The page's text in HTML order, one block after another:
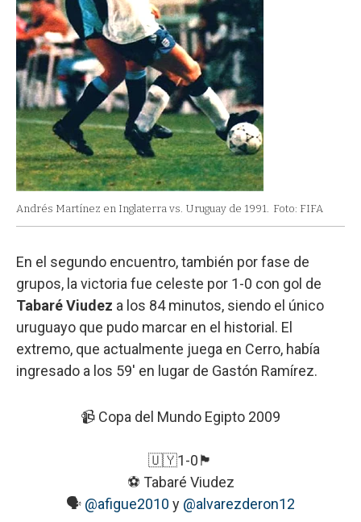
Andrés Martínez en Inglaterra vs. Uruguay de 1991. Foto: FIFA
En el segundo encuentro, también por fase de
grupos, la victoria fue celeste por 1-0 con gol de
Tabaré Viudez a los 84 minutos, siendo el único
uruguayo que pudo marcar en el historial. El
extremo, que actualmente juega en Cerro, había
ingresado a los 59' en lugar de Gastón Ramírez.
📹 Copa del Mundo Egipto 2009
🇺🇾1-0🏴󠁧󠁢󠁥󠁮󠁧󠁿
⚽️ Tabaré Viudez
🗣️ @afigue2010 y @alvarezderon12